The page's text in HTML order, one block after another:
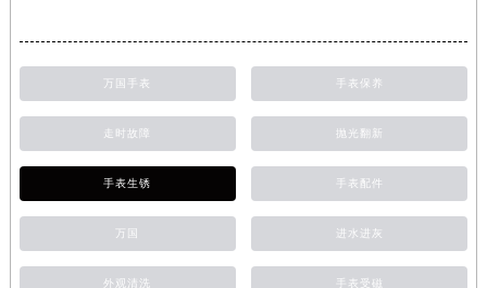
万国手表 手表保养
走时故障 抛光翻新
手表生锈 手表配件
万国 进水进灰
外观清洗 手表受磁